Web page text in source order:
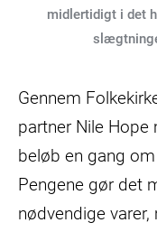
midlertidigt i det
Gennem
partner Nile
beløb en gang
Pengene gør det
nødvendige